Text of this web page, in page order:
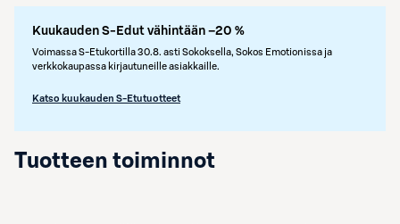
Kuukauden S-Edut vähintään –20 %
Voimassa S-Etukortilla 30.8. asti Sokoksella, Sokos Emotionissa ja
verkkokaupassa kirjautuneille asiakkaille.
Katso kuukauden S-Etutuotteet
Tuotteen toiminnot